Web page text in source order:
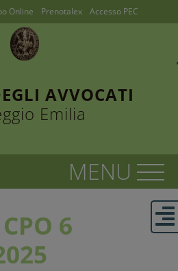
AVVOCATI
Emilia
Online Prenotalex Accesso PEC
6